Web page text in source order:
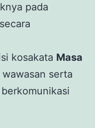
pada
kosakata Masa
serta